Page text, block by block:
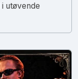
utøvende